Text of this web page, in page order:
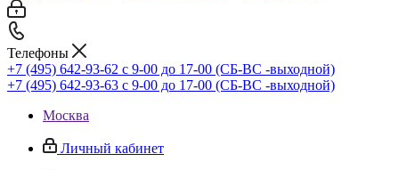
Телефоны
+7 (495) 642-93-62 c 9-00 до 17-00 (СБ-ВС -выходной)
+7 (495) 642-93-63 c 9-00 до 17-00 (СБ-ВС -выходной)
Москва
Личный кабинет